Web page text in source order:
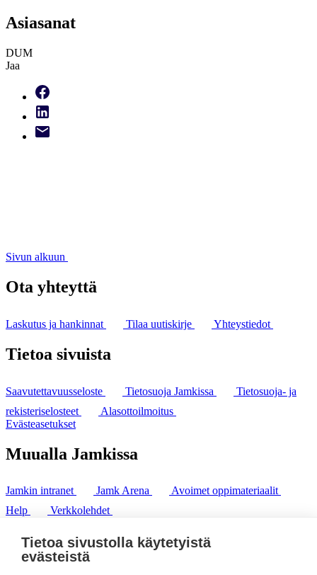
Asiasanat
DUM
Jaa
Sivun alkuun
Ota yhteyttä
Laskutus ja hankinnat Tilaa uutiskirje Yhteystiedot
Tietoa sivuista
Saavutettavuusseloste Tietosuoja Jamkissa
Tietosuoja- ja
rekisteriselosteet
Alasottoilmoitus
Evästeasetukset
Muualla Jamkissa
Jamkin intranet Jamk Arena
Avoimet oppimateriaalit
Help
Verkkolehdet
puh. +358 20 743 8100
fax. +358 14 449 9694
Tietoa sivustolla käytetyistä
evästeistä